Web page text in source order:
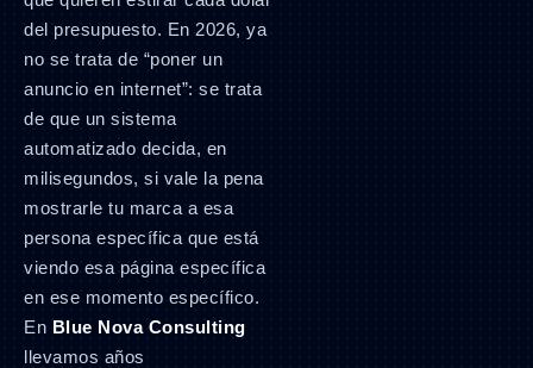
del presupuesto. En 2026, ya
no se trata de “poner un
anuncio en internet”: se trata
de que un sistema
automatizado decida, en
milisegundos, si vale la pena
mostrarle tu marca a esa
persona específica que está
viendo esa página específica
en ese momento específico.
En Blue Nova Consulting
llevamos años